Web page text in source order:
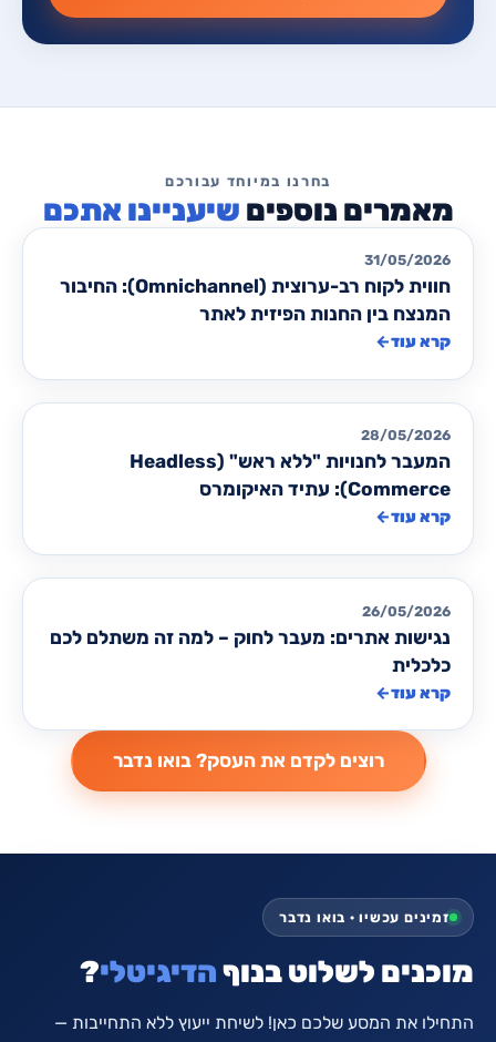
שיעניינו אתכם
מאמרים לבניית/ שדרוג אתרים
31/05/2026
חווית לקוח רב-ערוצית (Omnichannel): החיבור
המנצח בין החנות הפיזית לאתר
קרא עוד←
מאמרים לבניית/ שדרוג אתרים
28/05/2026
המעבר לחנויות "ללא ראש" (Headless
Commerce): עתיד האיקומרס
קרא עוד←
מאמרים לבניית/ שדרוג אתרים
26/05/2026
נגישות אתרים: מעבר לחוק – למה זה משתלם לכם
כלכלית
קרא עוד←
זמינים עכשיו · בואו נדבר
מוכנים לשלוט בנוףהדיגיטלי?
התחילו את המסע שלכם כאן! לשיחת ייעוץ ללא התחייבות —